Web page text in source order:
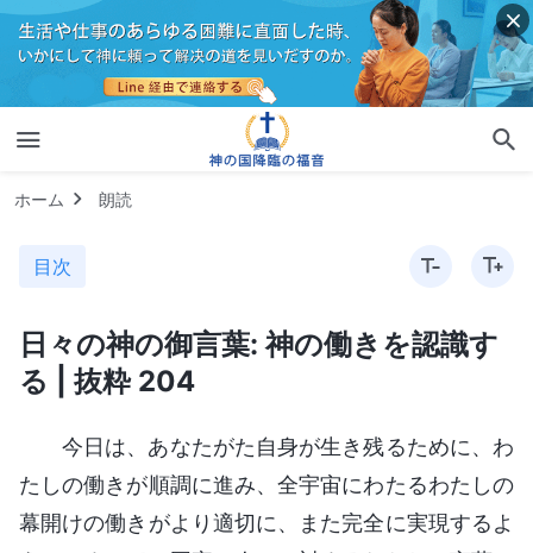
ホーム 朗読
目次
日々の神の御言葉: 神の働きを認識す
る | 抜粋 204
今日は、あなたがた自身が生き残るために、わ
たしの働きが順調に進み、全宇宙にわたるわたしの
幕開けの働きがより適切に、また完全に実現するよ